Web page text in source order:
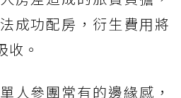
成功配房，衍生費用將
收。
人參團常有的邊緣感，